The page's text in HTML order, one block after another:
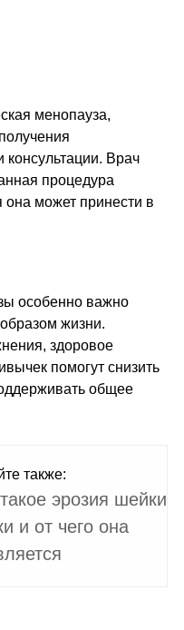
менопауза,
Врач
процедура
она может принести в
особенно важно
жизни.
здоровое
помогут снизить
общее
также:
эрозия шейки
и от чего она